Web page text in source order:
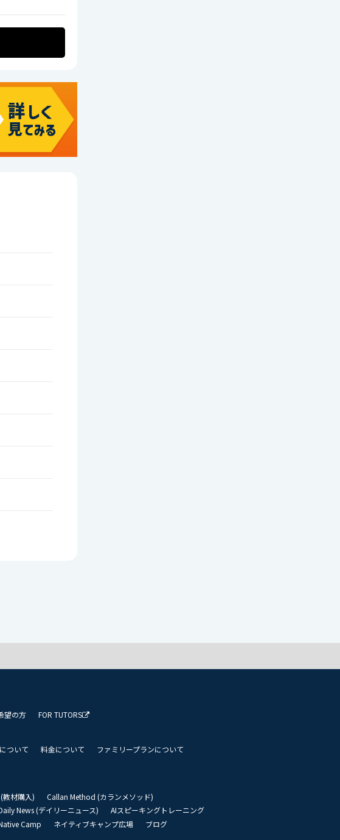
望の方 FOR TUTORS
ついて 料金について
ファミリープランについて
教材購入)
Callan Method (カランメソッド)
News (デイリーニュース)
AIスピーキングトレーニング
Camp ネイティブキャンプ広場
ブログ